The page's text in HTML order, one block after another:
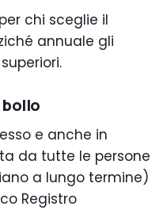
chi sceglie il
annuale gli
bollo
e anche in
da tutte le persone
a lungo termine)
Registro